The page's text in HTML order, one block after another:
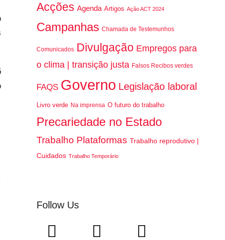
Acções Agenda Artigos Ação ACT 2024
Campanhas Chamada de Testemunhos
Comunicados Divulgação Empregos para
o clima | transição justa Falsos Recibos verdes
FAQS Governo Legislação laboral
Livro verde Na imprensa O futuro do trabalho
Precariedade no Estado
Trabalho Plataformas Trabalho reprodutivo |
Cuidados Trabalho Temporário
Follow Us